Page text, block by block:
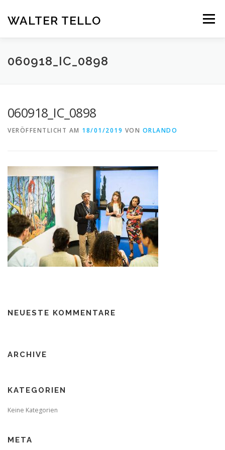
springen
WALTER TELLO Menü
HOME GALERIE KUNST IM KONTEXT
060918_IC_0898
060918_IC_0898
VERÖFFENTLICHT AM 18/01/2019 VON ORLANDO
NEUESTE KOMMENTARE
ARCHIVE
KATEGORIEN
Keine Kategorien
META